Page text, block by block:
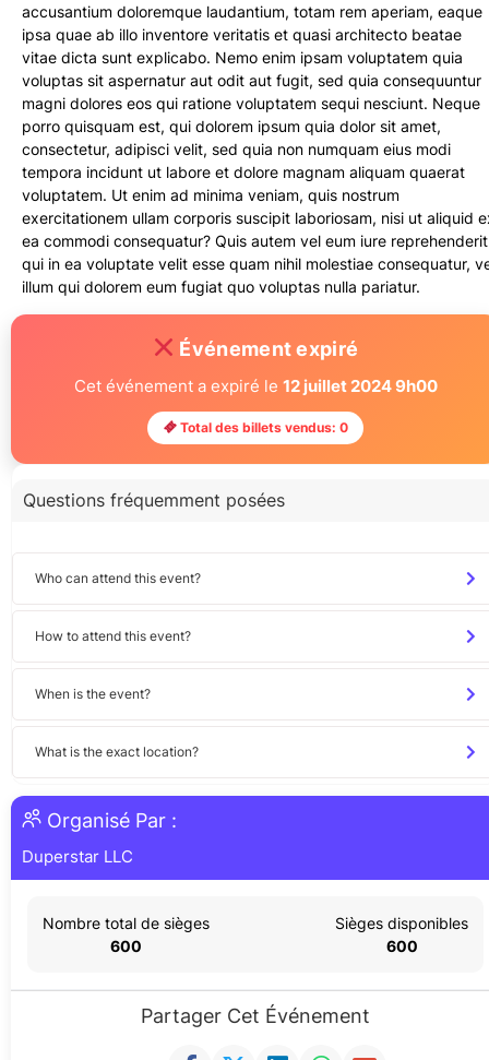
accusantium doloremque laudantium, totam rem aperiam, eaque
ipsa quae ab illo inventore veritatis et quasi architecto beatae
vitae dicta sunt explicabo. Nemo enim ipsam voluptatem quia
voluptas sit aspernatur aut odit aut fugit, sed quia consequuntur
magni dolores eos qui ratione voluptatem sequi nesciunt. Neque
porro quisquam est, qui dolorem ipsum quia dolor sit amet,
consectetur, adipisci velit, sed quia non numquam eius modi
tempora incidunt ut labore et dolore magnam aliquam quaerat
voluptatem. Ut enim ad minima veniam, quis nostrum
exercitationem ullam corporis suscipit laboriosam, nisi ut aliquid
ea commodi consequatur? Quis autem vel eum iure reprehenderit
qui in ea voluptate velit esse quam nihil molestiae consequatur,
illum qui dolorem eum fugiat quo voluptas nulla pariatur.
Événement expiré
Cet événement a expiré le 12 juillet 2024 9h00
Total des billets vendus: 0
Questions fréquemment posées
Who can attend this event?
How to attend this event?
When is the event?
What is the exact location?
Organisé Par :
Duperstar LLC
Nombre total de sièges
600
Sièges disponibles
600
Partager Cet Événement